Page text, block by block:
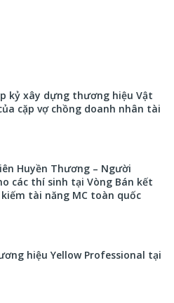
kỷ xây dựng thương hiệu Vật
cặp vợ chồng doanh nhân tài
Huyền Thương – Người
các thí sinh tại Vòng Bán kết
tài năng MC toàn quốc
hiệu Yellow Professional tại